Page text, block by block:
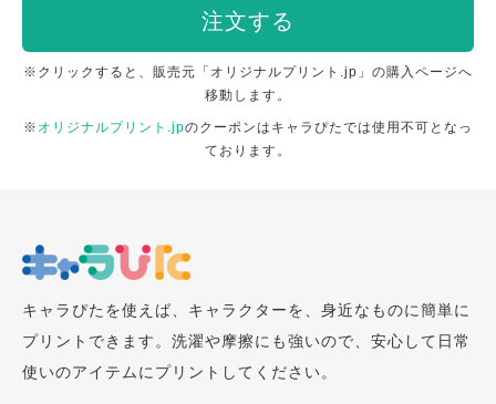
注文する
※クリックすると、販売元「オリジナルプリント.jp」の購入ページへ
移動します。
※ オリジナルプリント.jpのクーポンはキャラぴたでは使用不可となっ
ております。
キャラぴたを使えば、キャラクターを、身近なものに簡単に
プリントできます。洗濯や摩擦にも強いので、安心して日常
使いのアイテムにプリントしてください。